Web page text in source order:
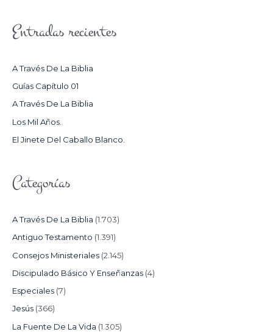
C
:
Entradas recientes
A Través De La Biblia
Guías Capítulo 01
A Través De La Biblia
Los Mil Años.
El Jinete Del Caballo Blanco.
Categorías
A Través De La Biblia (1.703)
Antiguo Testamento (1.391)
Consejos Ministeriales (2.145)
Discipulado Básico Y Enseñanzas (4)
Especiales (7)
Jesús (366)
La Fuente De La Vida (1.305)